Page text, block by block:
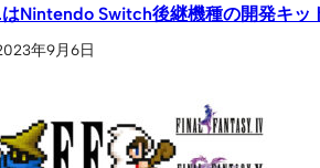
はNintendo Switch後継機種の開発キ
年9月6日